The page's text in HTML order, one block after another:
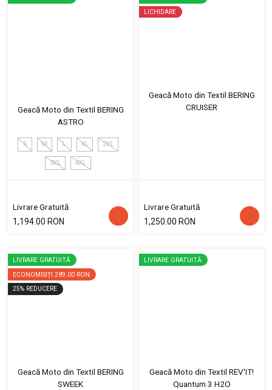
Geacă Moto din Textil BERING
ASTRO
S M L XL 2XL
3XL 4XL
Livrare Gratuită
1,194.00 RON
LICHIDARE
Geacă Moto din Textil BERING
CRUISER
Livrare Gratuită
1,250.00 RON
LIVRARE GRATUITĂ
ECONOMISIȚI 289.00 RON
25% REDUCERE
Geacă Moto din Textil BERING
SWEEK
LIVRARE GRATUITĂ
Geacă Moto din Textil REV'IT!
Quantum 3 H2O